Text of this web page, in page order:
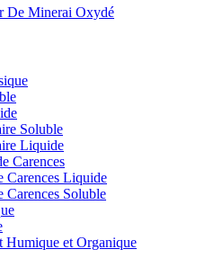
De Minerai Oxydé
Soluble
Liquide
Carences
Carences Liquide
Carences Soluble
Humique et Organique